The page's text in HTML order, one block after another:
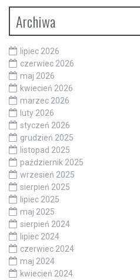
Archiwa
lipiec 2026
czerwiec 2026
maj 2026
kwiecień 2026
marzec 2026
luty 2026
styczeń 2026
grudzień 2025
listopad 2025
październik 2025
wrzesień 2025
sierpień 2025
lipiec 2025
maj 2025
sierpień 2024
lipiec 2024
czerwiec 2024
maj 2024
kwiecień 2024